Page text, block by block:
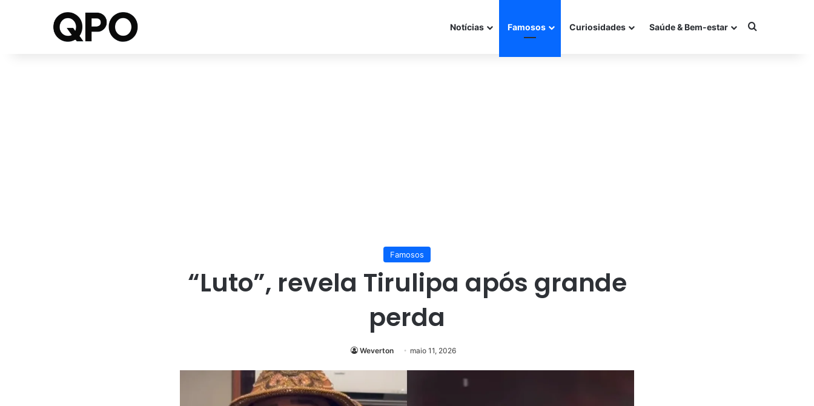
Notícias Famosos Curiosidades Saúde & Bem-estar Procurar por
Famosos
“Luto”, revela Tirulipa após grande
perda
Weverton maio 11, 2026